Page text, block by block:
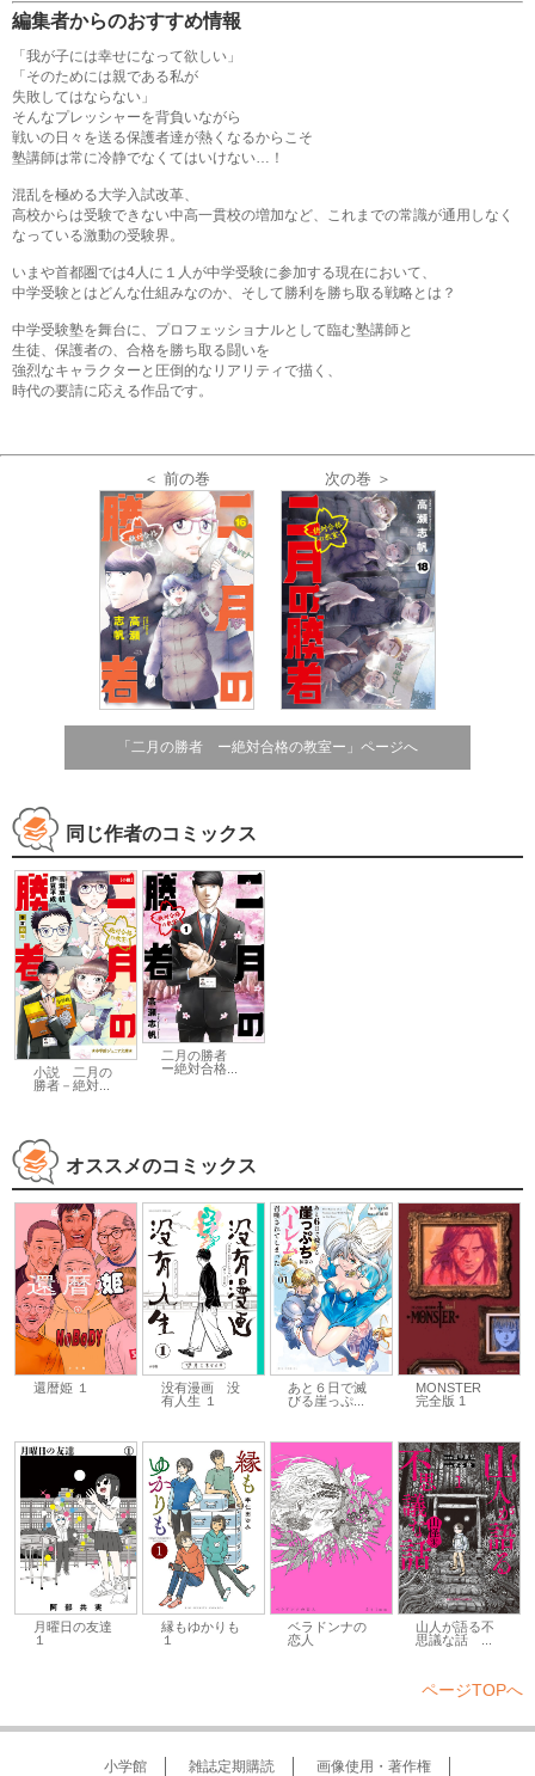
編集者からのおすすめ情報
「我が子には幸せになって欲しい」
「そのためには親である私が
失敗してはならない」
そんなプレッシャーを背負いながら
戦いの日々を送る保護者達が熱くなるからこそ
塾講師は常に冷静でなくてはいけない…！
混乱を極める大学入試改革、
高校からは受験できない中高一貫校の増加など、これまでの常識が通用しなく
なっている激動の受験界。
いまや首都圏では4人に１人が中学受験に参加する現在において、
中学受験とはどんな仕組みなのか、そして勝利を勝ち取る戦略とは？
中学受験塾を舞台に、プロフェッショナルとして臨む塾講師と
生徒、保護者の、合格を勝ち取る闘いを
強烈なキャラクターと圧倒的なリアリティで描く、
時代の要請に応える作品です。
＜ 前の巻 次の巻 ＞
「二月の勝者 ー絶対合格の教室ー」ページへ
同じ作者のコミックス
小説 二月の
勝者－絶対...
二月の勝者
ー絶対合格...
オススメのコミックス
還暦姫 １
没有漫画 没
有人生 １
あと６日で滅
びる崖っぷ...
MONSTER
完全版 1
月曜日の友達
１
縁もゆかりも
１
ベラドンナの
恋人
山人が語る不
思議な話 ...
ページTOPへ
小学館 雑誌定期購読 画像使用・著作権